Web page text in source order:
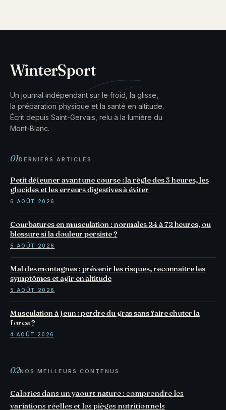
WinterSport
Un journal indépendant sur le froid, la glisse,
la préparation physique et la santé en altitude.
Écrit depuis Saint-Gervais, relu à la lumière du
Mont-Blanc.
01DERNIERS ARTICLES
Petit déjeuner avant une course : la règle des 3 heures, les
glucides et les erreurs digestives à éviter
6 AOÛT 2026
Courbatures en musculation : normales 24 à 72 heures, ou
blessure si la douleur persiste ?
5 AOÛT 2026
Mal des montagnes : prévenir les risques, reconnaître les
symptômes et agir en altitude
5 AOÛT 2026
Musculation à jeun : perdre du gras sans faire chuter la
force ?
4 AOÛT 2026
02NOS MEILLEURS CONTENUS
Calories dans un yaourt nature : comprendre les
variations réelles et les pièges nutritionnels